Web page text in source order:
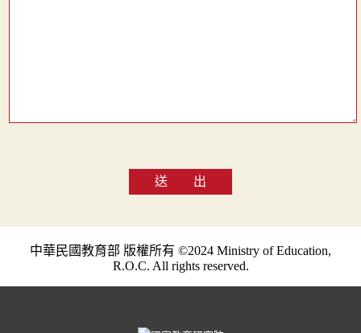
送 出
中華民國教育部 版權所有 ©2024 Ministry of Education,
R.O.C. All rights reserved.